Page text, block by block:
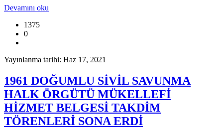
Devamını oku
1375
0
Yayınlanma tarihi: Haz 17, 2021
1961 DOĞUMLU SİVİL SAVUNMA
HALK ÖRGÜTÜ MÜKELLEFİ
HİZMET BELGESİ TAKDİM
TÖRENLERİ SONA ERDİ